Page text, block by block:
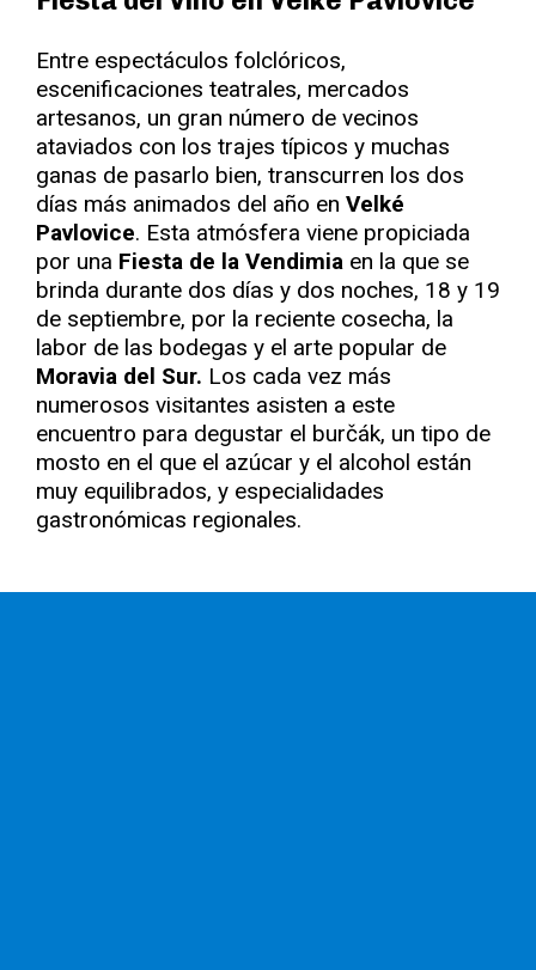
Entre espectáculos folclóricos,
escenificaciones teatrales, mercados
artesanos, un gran número de vecinos
ataviados con los trajes típicos y muchas
ganas de pasarlo bien, transcurren los dos
días más animados del año en Velké
Pavlovice. Esta atmósfera viene propiciada
por una Fiesta de la Vendimia en la que se
brinda durante dos días y dos noches, 18 y 19
de septiembre, por la reciente cosecha, la
labor de las bodegas y el arte popular de
Moravia del Sur. Los cada vez más
numerosos visitantes asisten a este
encuentro para degustar el burčák, un tipo de
mosto en el que el azúcar y el alcohol están
muy equilibrados, y especialidades
gastronómicas regionales.